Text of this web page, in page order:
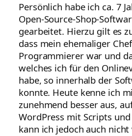
Persönlich habe ich ca. 7
Open-Source-Shop-
gearbeitet. Hierzu gilt es
dass mein ehemaliger
Programmierer war und
welches ich für den
habe, so innerhalb der
konnte. Heute kenne ich
zunehmend besser aus,
WordPress mit Scripts
kann ich jedoch auch